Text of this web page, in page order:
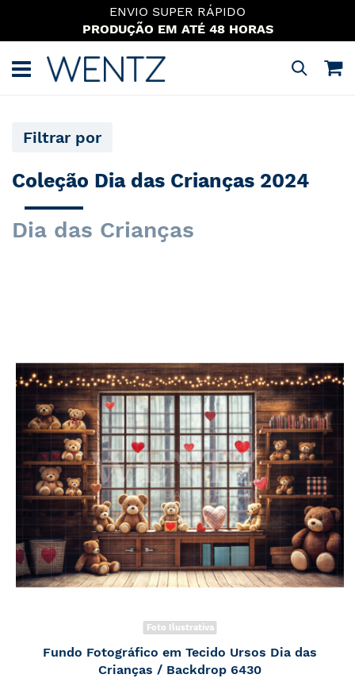
QUER MAIS DESCONTO?
OUTLET E BAZAR NO GRUPO DO WHATSAPP
para
o
Pesquisa
Coleção Dia das Crianças 2024
Dia das Crianças
Filtrar por
Foto Ilustrativa
Fundo Fotográfico em Tecido Ursos Dia das
Crianças / Backdrop 6430